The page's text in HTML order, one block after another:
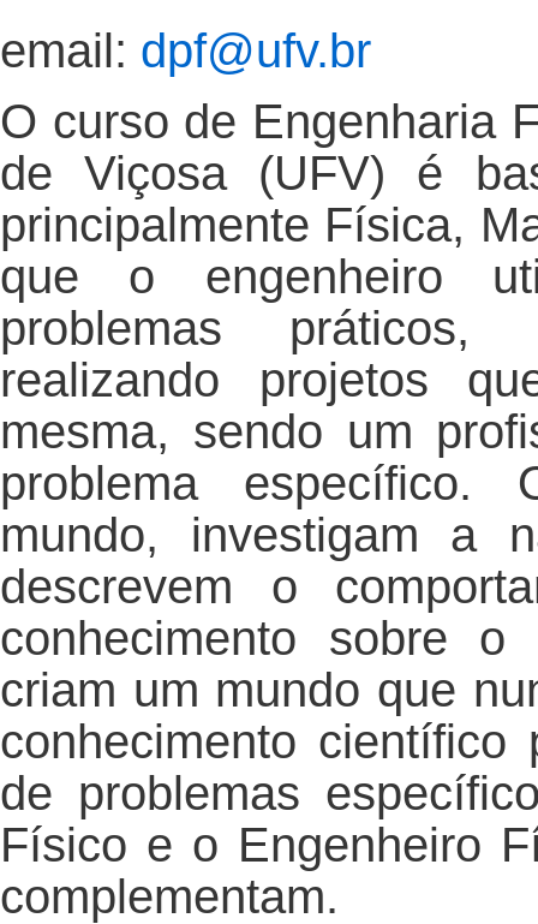
email: dpf@ufv.br
O curso de Engenharia
de Viçosa (UFV) é
principalmente Física,
que o engenheiro
problemas práticos,
realizando projetos
mesma, sendo um
problema específico.
mundo, investigam a
descrevem o
conhecimento sobre
criam um mundo que
conhecimento científico
de problemas
Físico e o Engenheiro
complementam.